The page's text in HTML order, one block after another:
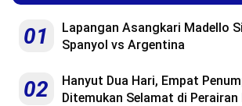
01
Lapangan Asangkari Madello
Spanyol vs Argentina
02
Hanyut Dua Hari, Empat
Ditemukan Selamat di Perairan